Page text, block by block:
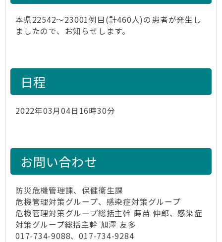
本県22542～23001例目(計460人)の患者が発生し
ましたので、お知らせします。
日程
2022年03月04日16時30分
お問い合わせ
防災危機管理課、保健衛生課
危機管理対策グループ、感染症対策グループ
危機管理対策グループ総括主幹 蒔苗 伸郎、感染症
対策グループ総括主幹 旭澤 友多
017-734-9088、017-734-9284